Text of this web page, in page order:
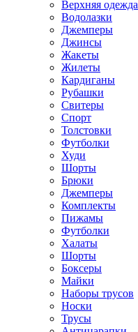
Верхняя одежда
Водолазки
Джемперы
Джинсы
Жакеты
Жилеты
Кардиганы
Рубашки
Свитеры
Спорт
Толстовки
Футболки
Худи
Шорты
Брюки
Джемперы
Комплекты
Пижамы
Футболки
Халаты
Шорты
Боксеры
Майки
Наборы трусов
Носки
Трусы